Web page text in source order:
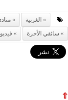
الغربية
سائقي الأجرة
⇧